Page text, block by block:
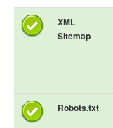
XML
Sitemap
Robots.txt